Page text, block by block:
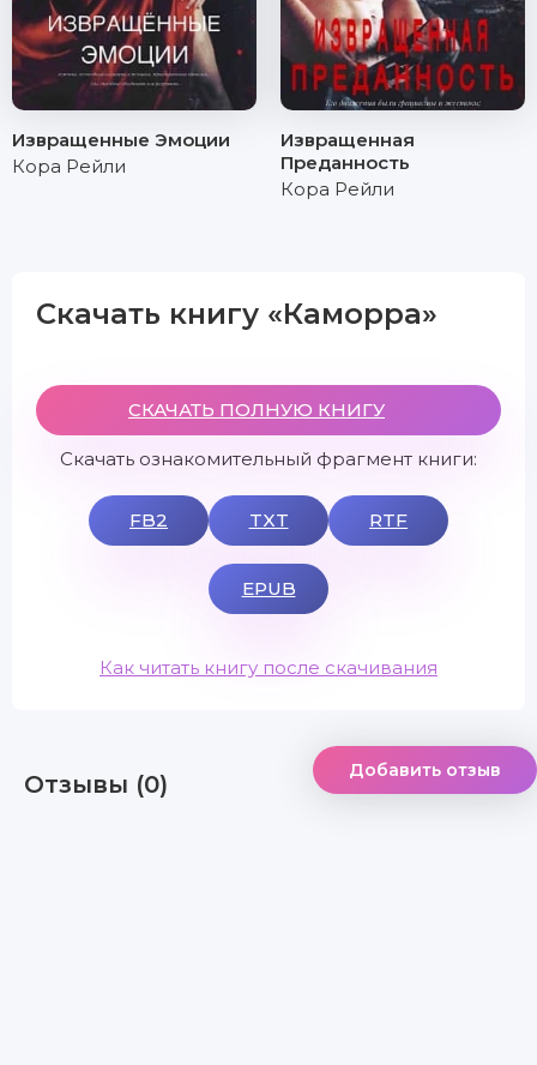
Извращенные Эмоции
Кора Рейли
Извращенная
Преданность
Кора Рейли
Скачать книгу «Каморра»
СКАЧАТЬ ПОЛНУЮ КНИГУ
Скачать ознакомительный фрагмент книги:
FB2 TXT RTF
EPUB
Как читать книгу после скачивания
Отзывы (0) Добавить отзыв